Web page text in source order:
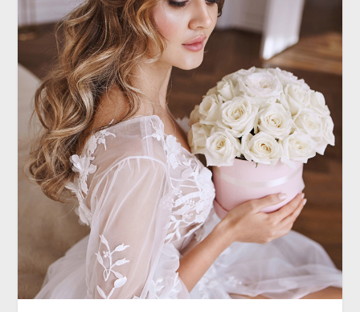
ТОЧКА ФОКУСА
10 эффектных свадебных причесок с
локонами